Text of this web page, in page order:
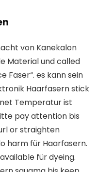
von Kanekalon
Material und called
Faser“. es kann sein
Haarfasern stick
Temperatur ist
pay attention bis
or straighten
harm für Haarfasern.
für dyeing.